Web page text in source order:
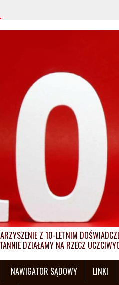
Z 10-LETNIM
DZIAŁAMY NA RZECZ
NAWIGATOR SĄDOWY LINKI